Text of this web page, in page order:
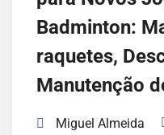
Badminton:
raquetes,
Manutenção
Miguel Almeida